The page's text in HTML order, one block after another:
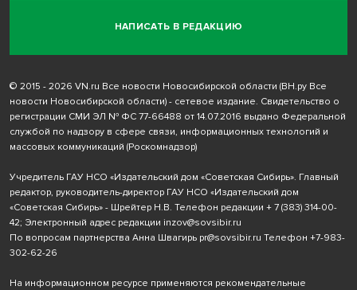
НАПИСАТЬ В РЕДАКЦИЮ
© 2015 - 2026 VN.ru Все новости Новосибирской области (ВН.ру Все
новости Новосибирской области) - сетевое издание. Свидетельство о
регистрации СМИ ЭЛ № ФС 77-66488 от 14.07.2016 выдано Федеральной
службой по надзору в сфере связи, информационных технологий и
массовых коммуникаций (Роскомнадзор)
Учредитель ГАУ НСО «Издательский дом «Советская Сибирь». Главный
редактор, руководитель-директор ГАУ НСО «Издательский дом
«Советская Сибирь» - Шрейтер Н.В. Телефон редакции + 7 (383) 314-00-
42; Электронный адрес редакции inzov@sovsibir.ru
По вопросам партнерства Анна Швагирь pr@sovsibir.ru Телефон +7-983-
302-62-26
На информационном ресурсе применяются рекомендательные